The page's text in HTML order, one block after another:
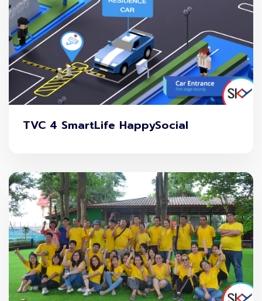
ทำไม MCT ถึงเป็น “เกมแข่งขันระดับ
โลก”
ในปัจจุบัน สนามบินชั้นนำของโลกแข่งขันกันที่ “ประสบการณ์
การต่อเครื่อง” ไม่ใช่แค่จำนวนเที่ยวบิน
ตัวอย่างเช่น
สนามบินระดับโลกสามารถทำ MCT ต่ำกว่า 45 นาที
Free, Lounge, Services)
ยิ่งต่อเครื่องง่าย → ยิ่งดึง Traffic ได้มาก → ยิ่งเพิ่มเส้นทาง
บินใหม่
ดังนั้น MCT จึงไม่ใช่แค่ตัวเลข แต่คือ “ตัวชี้วัดประสิทธิภาพทั้ง
ระบบของสนามบิน”
TVC 4 SmartLife HappySocial